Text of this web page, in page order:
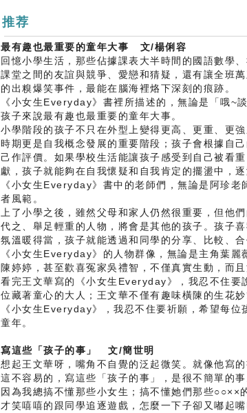
推荐
最有趣也最重要的童年大事 文/楊俐容
回憶小學生活，那些佔據課表大半時間的國語數學
課堂之間的友誼與競爭、愛戀和猜疑，還有讓全班
的出糗爆笑事件，最能在腦海裡烙下深刻的痕跡。
《小女生Everyday》書裡所描述的，無論是「哦~
孩子來說最有趣也最重要的童年大事。
小學階段的孩子不只在外型上變得更高、更重、更
時期更是自我概念發展的重要階段；孩子會根據自
己作評價。如果學校生活能讓孩子感受到自己被看
獻，孩子就能夠在自我懷疑和自我肯定的擺盪中，
《小女生Everyday》書中的老師們，無論是阿珍
者風範。
上了小學之後，雖然父母和家人仍然很重要，但他
代之、舉足輕重的人物，將會是其他的孩子。孩子
氛溫暖得當，孩子就能透過和同學的分享、比較、
《小女生Everyday》的人物群像，無論是主角葉
陳婷婷，甚至歡喜冤家吳禮智，不僅真實生動，而且
看完王文華寫的《小女生Everyday》，我忍不住要
位藏著童心的大人；王文華不僅有趣味橫陳的生花
《小女生Everyday》，我忍不住要祈願，希望每
童年。
寫這些「孩子的事」 文/簡世明
想起王文華呀，嘴角不自覺的泛起微笑。就像他寫的
這不容易的，寫這些「孩子的事」，是很不簡單的事
因為我總搞不懂那些小女生；搞不懂她們那些○○××
才笑嘻嘻的跟同學追逐遊戲，怎麼一下子卻又嘟起